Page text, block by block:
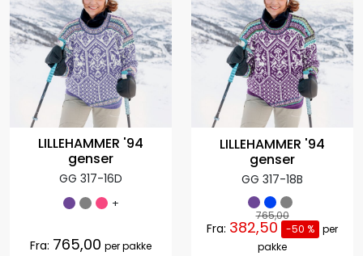
LILLEHAMMER '94
genser
GG 317-16D
+
Fra: 765,00 per pakke
LILLEHAMMER '94
genser
GG 317-18B
765,00
Fra: 382,50 -50 % per
pakke